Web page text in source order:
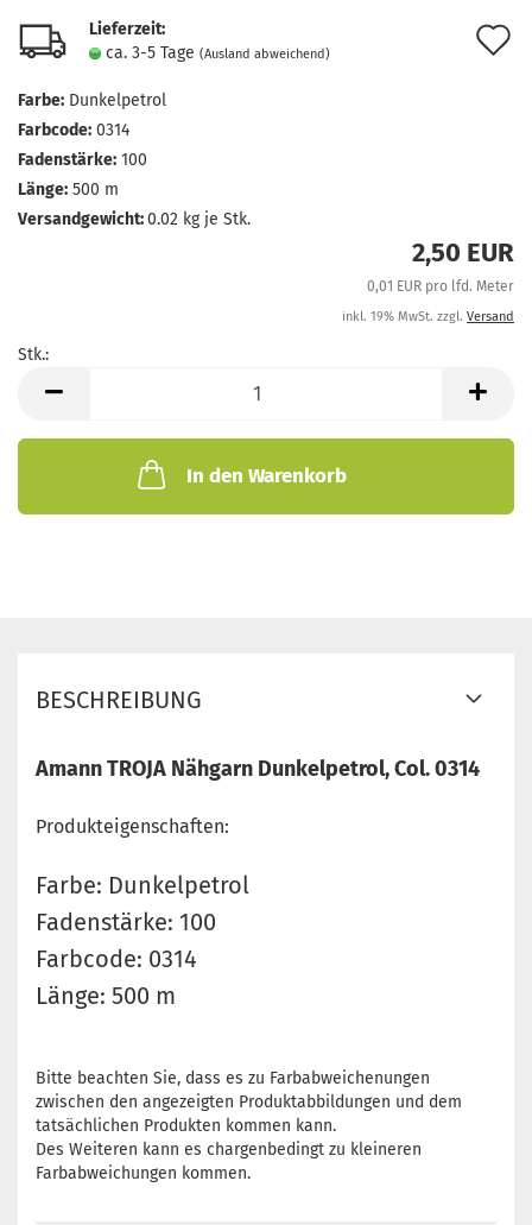
Lieferzeit:
ca. 3-5 Tage (Ausland abweichend)
Farbe: Dunkelpetrol
Farbcode: 0314
Fadenstärke: 100
Länge: 500 m
Versandgewicht:0.02 kg je Stk.
2,50 EUR
0,01 EUR pro lfd. Meter
inkl. 19% MwSt. zzgl. Versand
Stk.:
In den Warenkorb
BESCHREIBUNG
Amann TROJA Nähgarn Dunkelpetrol, Col. 0314
Produkteigenschaften:
Farbe: Dunkelpetrol
Fadenstärke: 100
Farbcode: 0314
Länge: 500 m
Bitte beachten Sie, dass es zu Farbabweichenungen
zwischen den angezeigten Produktabbildungen und dem
tatsächlichen Produkten kommen kann.
Des Weiteren kann es chargenbedingt zu kleineren
Farbabweichungen kommen.